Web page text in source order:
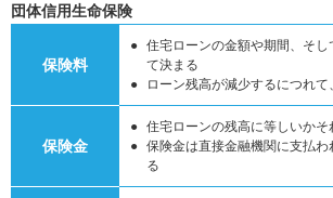
団体信用生命保険
保険料
住宅ローンの金額や期間、そし
て決まる
ローン残高が減少するにつれ
保険金
住宅ローンの残高に等しいかそ
保険金は直接金融機関に支払
る